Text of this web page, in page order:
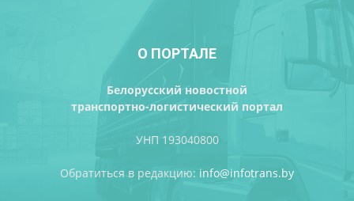
О ПОРТАЛЕ
Белорусский новостной
транспортно-логистический портал
УНП 193040800
Обратиться в редакцию: info@infotrans.bу